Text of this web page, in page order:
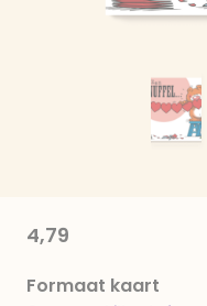
4,79
Formaat kaart